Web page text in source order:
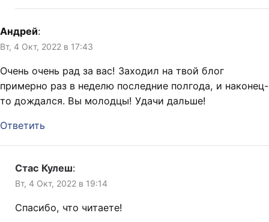
Андрей:
Вт, 4 Окт, 2022 в 17:43
Очень очень рад за вас! Заходил на твой блог
примерно раз в неделю последние полгода, и наконец-
то дождался. Вы молодцы! Удачи дальше!
Ответить
Стас Кулеш:
Вт, 4 Окт, 2022 в 19:14
Спасибо, что читаете!